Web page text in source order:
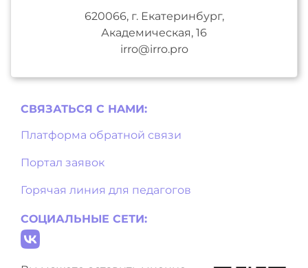
620066, г. Екатеринбург,
Академическая, 16
irro@irro.pro
СВЯЗАТЬСЯ С НAМИ:
Платформа обратной связи
Портал заявок
Горячая линия для педагогов
СОЦИАЛЬНЫЕ СЕТИ: